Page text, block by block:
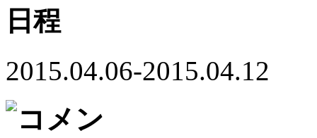
日程
2015.04.06-2015.04.12